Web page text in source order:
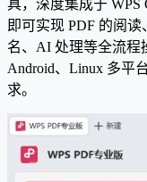
具，深度集成于 WPS
即可实现 PDF 的阅
名、AI 处理等全流程
Android、Linux 多平
求。